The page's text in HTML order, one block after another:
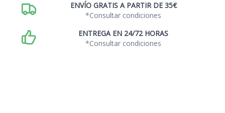
ENVÍO GRATIS A PARTIR DE 35€
*Consultar condiciones
ENTREGA EN 24/72 HORAS
*Consultar condiciones